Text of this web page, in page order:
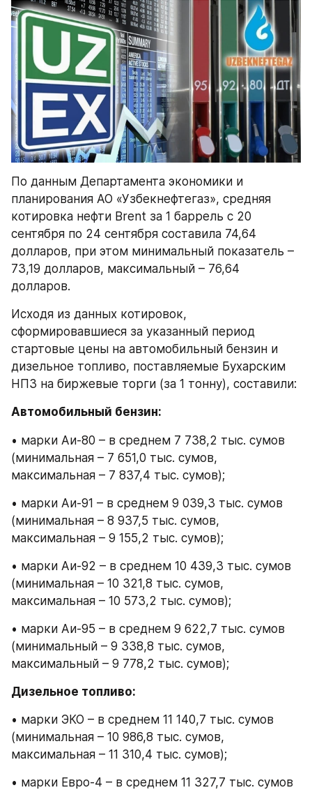
По данным Департамента экономики и
планирования АО «Узбекнефтегаз», средняя
котировка нефти Brent за 1 баррель с 20
сентября по 24 сентября составила 74,64
долларов, при этом минимальный показатель –
73,19 долларов, максимальный – 76,64
долларов.
Исходя из данных котировок,
сформировавшиеся за указанный период
стартовые цены на автомобильный бензин и
дизельное топливо, поставляемые Бухарским
НПЗ на биржевые торги (за 1 тонну), составили:
Автомобильный бензин:
• марки Аи-80 – в среднем 7 738,2 тыс. сумов
(минимальная – 7 651,0 тыс. сумов,
максимальная – 7 837,4 тыс. сумов);
• марки Аи-91 – в среднем 9 039,3 тыс. сумов
(минимальная – 8 937,5 тыс. сумов,
максимальная – 9 155,2 тыс. сумов);
• марки Аи-92 – в среднем 10 439,3 тыс. сумов
(минимальная – 10 321,8 тыс. сумов,
максимальная – 10 573,2 тыс. сумов);
• марки Аи-95 – в среднем 9 622,7 тыс. сумов
(минимальный – 9 338,8 тыс. сумов,
максимальный – 9 778,2 тыс. сумов);
Дизельное топливо:
• марки ЭКО – в среднем 11 140,7 тыс. сумов
(минимальная – 10 986,8 тыс. сумов,
максимальная – 11 310,4 тыс. сумов);
• марки Евро-4 – в среднем 11 327,7 тыс. сумов